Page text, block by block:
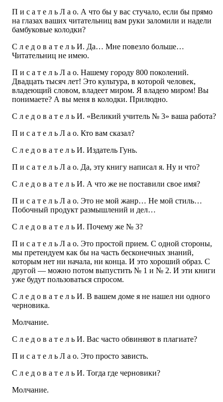
П и с а т е л ь Л а о. А что бы у вас стучало, если бы прямо
на глазах ваших читательниц вам руки заломили и надели
бамбуковые колодки?
С л е д о в а т е л ь И. Да… Мне повезло больше…
Читательниц не имею.
П и с а т е л ь Л а о. Нашему городу 800 поколений.
Двадцать тысяч лет! Это культура, в которой человек,
владеющий словом, владеет миром. Я владею миром! Вы
понимаете? А вы меня в колодки. Прилюдно.
С л е д о в а т е л ь И. «Великий учитель № 3» ваша работа?
П и с а т е л ь Л а о. Кто вам сказал?
С л е д о в а т е л ь И. Издатель Гунь.
П и с а т е л ь Л а о. Да, эту книгу написал я. Ну и что?
С л е д о в а т е л ь И. А что же не поставили свое имя?
П и с а т е л ь Л а о. Это не мой жанр… Не мой стиль…
Побочный продукт размышлений и дел…
С л е д о в а т е л ь И. Почему же № 3?
П и с а т е л ь Л а о. Это простой прием. С одной стороны,
мы претендуем как бы на часть бесконечных знаний,
которым нет ни начала, ни конца. И это хороший образ. С
другой — можно потом выпустить № 1 и № 2. И эти книги
уже будут пользоваться спросом.
С л е д о в а т е л ь И. В вашем доме я не нашел ни одного
черновика.
Молчание.
С л е д о в а т е л ь И. Вас часто обвиняют в плагиате?
П и с а т е л ь Л а о. Это просто зависть.
С л е д о в а т е л ь И. Тогда где черновики?
Молчание.